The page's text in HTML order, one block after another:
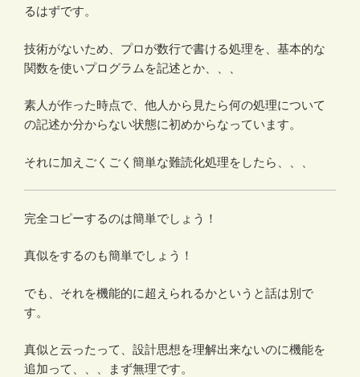
るはずです。
技術がないため、プロが数行で書ける処理を、基本的な
関数を使いプログラムを記述とか、、、
素人が作った時点で、他人から見たら何の処理について
の記述か分からない状態に初めからなっています。
それに加えごくごく簡単な難読化処理をしたら、、、
完全コピーするのは簡単でしょう！
真似をするのも簡単でしょう！
でも、それを機能的に超えられるかというと話は別で
す。
真似と云ったって、設計思想を理解出来ないのに機能を
追加って、、、まず無理です。